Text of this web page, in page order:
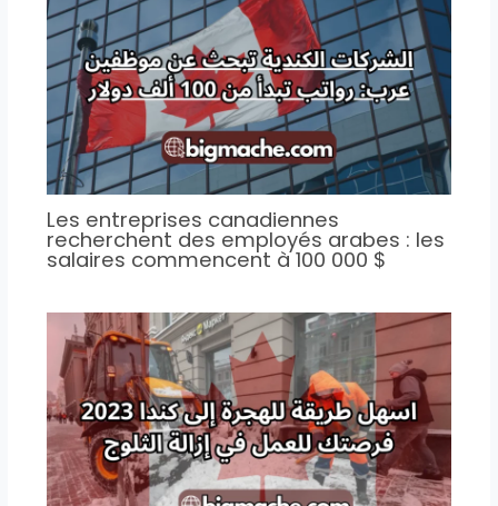
Les entreprises canadiennes
recherchent des employés arabes : les
salaires commencent à 100 000 $